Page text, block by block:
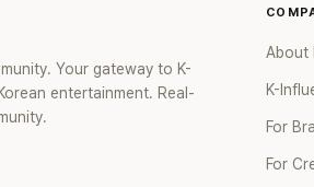
在 SBS
親自公開
史代表作
她於
身分出
Your gateway to K-
entertainment. Real-
About
K-
For
For